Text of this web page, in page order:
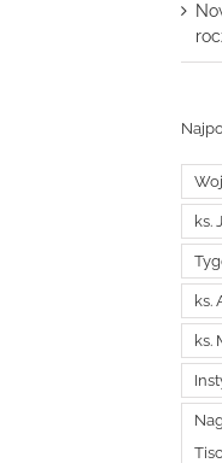
ks.
ks.
ks.